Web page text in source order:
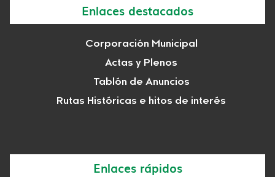
Enlaces destacados
Corporación Municipal
Actas y Plenos
Tablón de Anuncios
Rutas Históricas e hitos de interés
Enlaces rápidos